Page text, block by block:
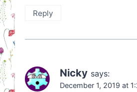
Reply
Nicky says:
December 1, 2019 at